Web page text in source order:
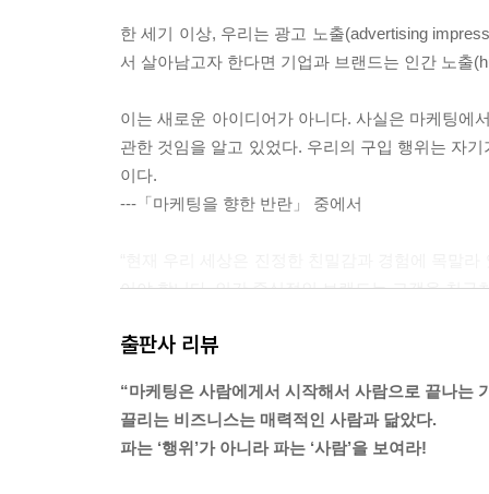
한 세기 이상, 우리는 광고 노출(advertising
서 살아남고자 한다면 기업과 브랜드는 인간 노출
이는 새로운 아이디어가 아니다. 사실은 마케팅에
관한 것임을 알고 있었다. 우리의 구입 행위는 자
이다.
---「마케팅을 향한 반란」 중에서
어야 합니다. 인간 중심적인 브랜드는 고객을 친
--- 「결국 사람이 하는 일」 중에서
우리는 소비자 여정을 소유하지 않는다. 소비자
제품의 이야기를 대화의 소용돌이 속으로 끌고 갈
--- 「충성심의 종말 그리고 사랑」 중에서
출판사 리뷰
“마케팅은 사람에게서 시작해서 사람으로 끝나는
끌리는 비즈니스는 매력적인 사람과 닮았다.
파는 ‘행위’가 아니라 파는 ‘사람’을 보여라!